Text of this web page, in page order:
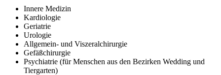
Innere Medizin
Kardiologie
Geriatrie
Urologie
Allgemein- und Viszeralchirurgie
Gefäßchirurgie
Psychiatrie (für Menschen aus den Bezirken Wedding und
Tiergarten)